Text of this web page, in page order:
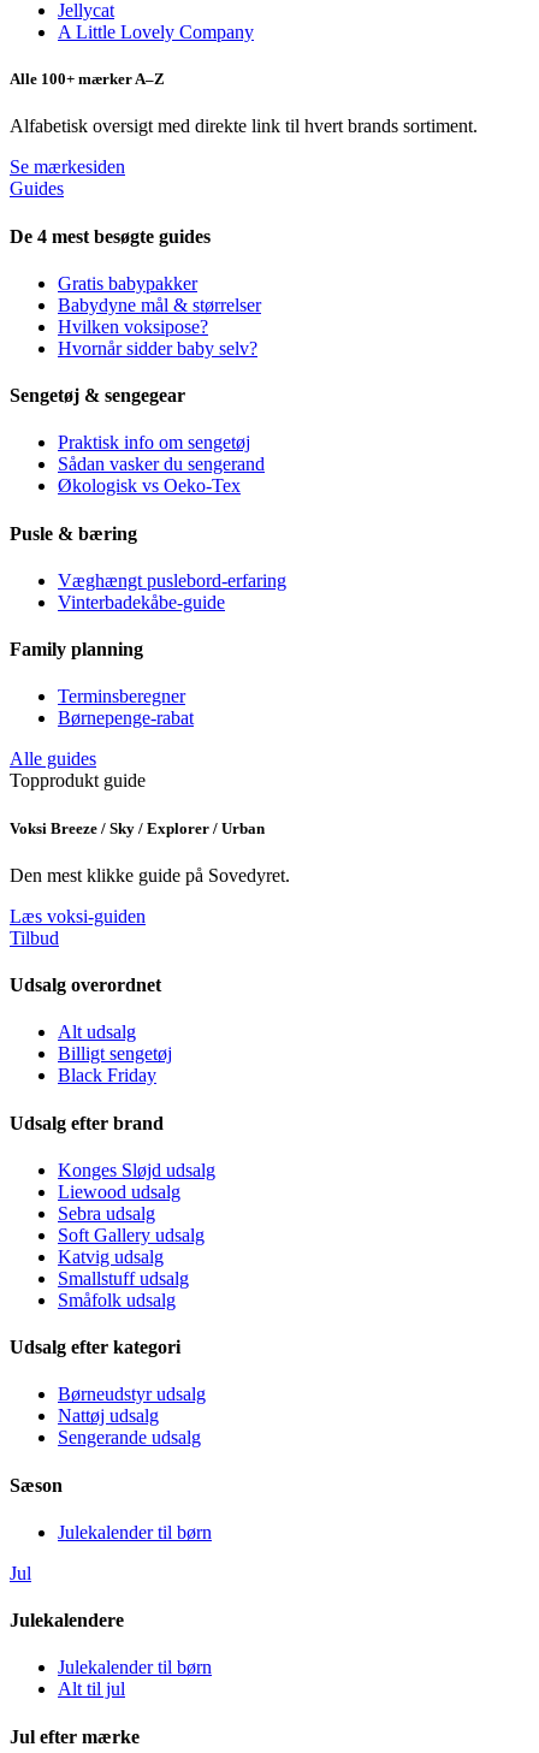
Jellycat
A Little Lovely Company
Alle 100+ mærker A–Z
Alfabetisk oversigt med direkte link til hvert brands sortiment.
Se mærkesiden
Guides
De 4 mest besøgte guides
Gratis babypakker
Babydyne mål & størrelser
Hvilken voksipose?
Hvornår sidder baby selv?
Sengetøj & sengegear
Praktisk info om sengetøj
Sådan vasker du sengerand
Økologisk vs Oeko-Tex
Pusle & bæring
Væghængt puslebord-erfaring
Vinterbadekåbe-guide
Family planning
Terminsberegner
Børnepenge-rabat
Alle guides
Topprodukt guide
Voksi Breeze / Sky / Explorer / Urban
Den mest klikke guide på Sovedyret.
Læs voksi-guiden
Tilbud
Udsalg overordnet
Alt udsalg
Billigt sengetøj
Black Friday
Udsalg efter brand
Konges Sløjd udsalg
Liewood udsalg
Sebra udsalg
Soft Gallery udsalg
Katvig udsalg
Smallstuff udsalg
Småfolk udsalg
Udsalg efter kategori
Børneudstyr udsalg
Nattøj udsalg
Sengerande udsalg
Sæson
Julekalender til børn
Jul
Julekalendere
Julekalender til børn
Alt til jul
Jul efter mærke